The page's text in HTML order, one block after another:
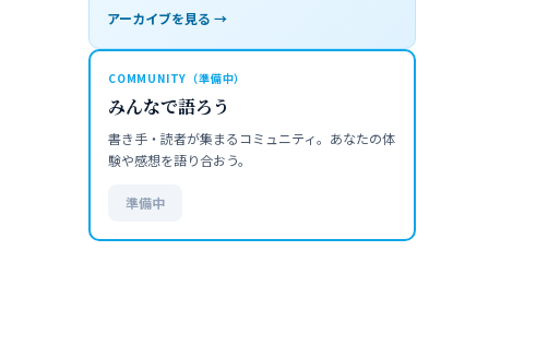
アーカイブを見る →
COMMUNITY（準備中）
みんなで語ろう
書き手・読者が集まるコミュニティ。あなたの体
験や感想を語り合おう。
準備中